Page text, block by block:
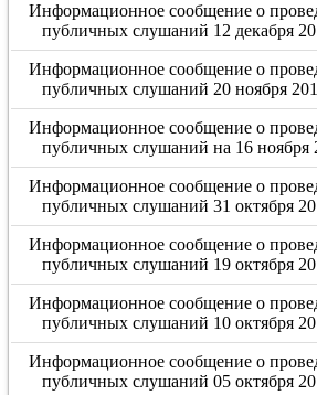
Информационное сообщение о
публичных слушаний 12 декабря
Информационное сообщение о
публичных слушаний 20 ноября
Информационное сообщение о
публичных слушаний на 16 ноября
Информационное сообщение о
публичных слушаний 31 октября
Информационное сообщение о
публичных слушаний 19 октября
Информационное сообщение о
публичных слушаний 10 октября
Информационное сообщение о
публичных слушаний 05 октября